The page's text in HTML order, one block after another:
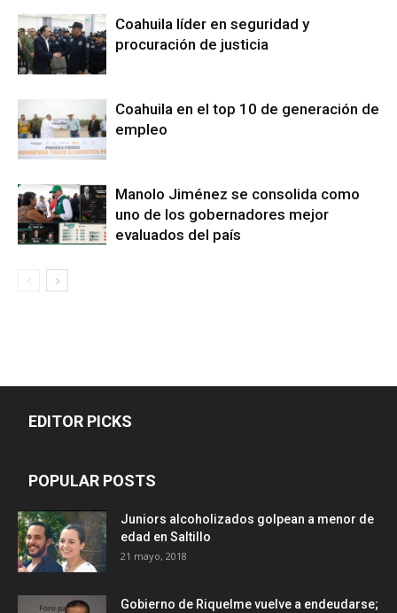
Coahuila líder en seguridad y
procuración de justicia
Coahuila en el top 10 de generación de
empleo
Manolo Jiménez se consolida como
uno de los gobernadores mejor
evaluados del país
EDITOR PICKS
POPULAR POSTS
Juniors alcoholizados golpean a menor de
edad en Saltillo
21 mayo, 2018
Gobierno de Riquelme vuelve a endeudarse;